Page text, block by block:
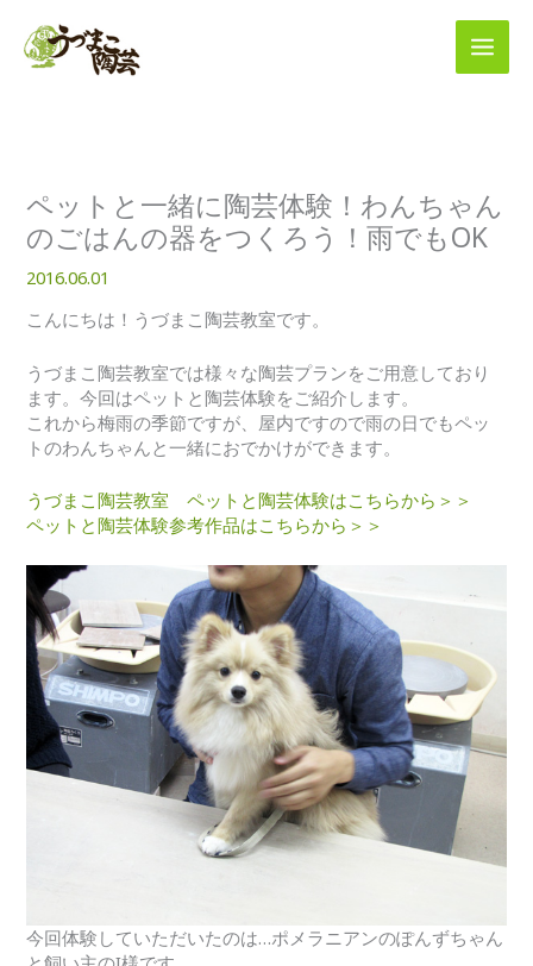
ペットと一緒に陶芸体験！わんちゃん
のごはんの器をつくろう！雨でもOK
2016.06.01
こんにちは！うづまこ陶芸教室です。
うづまこ陶芸教室では様々な陶芸プランをご用意しており
ます。今回はペットと陶芸体験をご紹介します。
これから梅雨の季節ですが、屋内ですので雨の日でもペッ
トのわんちゃんと一緒におでかけができます。
うづまこ陶芸教室 ペットと陶芸体験はこちらから＞＞
ペットと陶芸体験参考作品はこちらから＞＞
今回体験していただいたのは…ポメラニアンのぽんずちゃん